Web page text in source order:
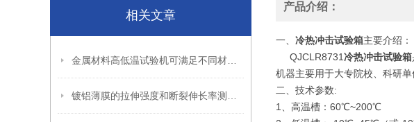
相关文章
产品介绍：
一、 冷热冲击试验箱主要介绍：
QJCLR8731冷热冲击试验箱
机器主要用于大专院校、科研
二、技术参数:
1、高温槽：60℃~200℃